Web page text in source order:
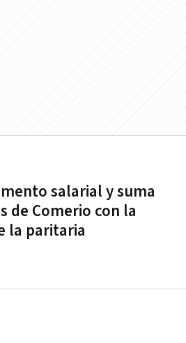
salarial y suma
de Comerio con la
la paritaria